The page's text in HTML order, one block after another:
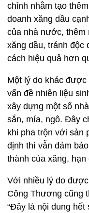
chỉnh nhằm tạo
doanh xăng dầu
của nhà nước, thêm
xăng dầu, tránh độc
cách hiệu quả hơn
Một lý do khác
vấn đề nhiên liệu
xây dựng một số
sắn, mía, ngô. Đây
khi pha trộn với sản
định thì vẫn đảm
thành của xăng,
Với nhiều lý do
Công Thương cũng
“Đây là nội dung